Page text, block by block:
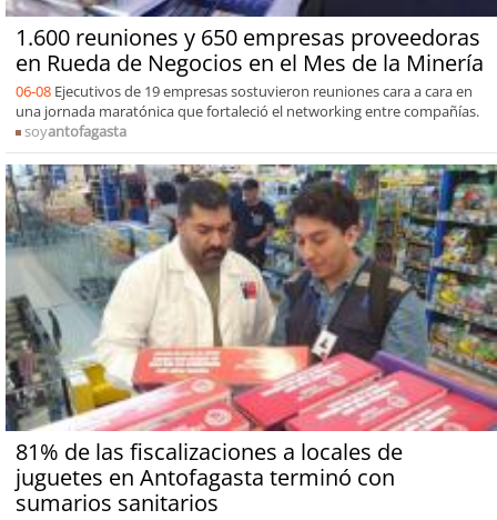
1.600 reuniones y 650 empresas proveedoras
en Rueda de Negocios en el Mes de la Minería
06-08 Ejecutivos de 19 empresas sostuvieron reuniones cara a cara en
una jornada maratónica que fortaleció el networking entre compañías.
soyantofagasta
81% de las fiscalizaciones a locales de
juguetes en Antofagasta terminó con
sumarios sanitarios